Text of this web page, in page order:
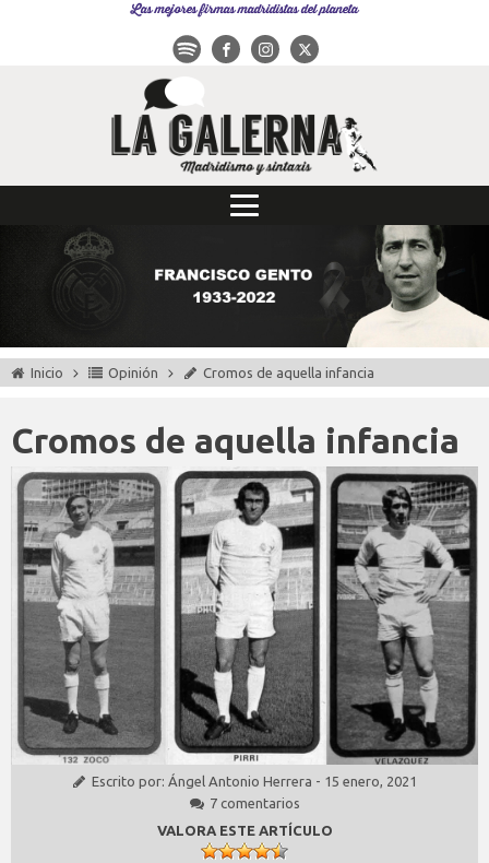
Las mejores firmas madridistas del planeta
Inicio Opinión Cromos de aquella infancia
Cromos de aquella infancia
Escrito por: Ángel Antonio Herrera - 15 enero, 2021
7 comentarios
VALORA ESTE ARTÍCULO